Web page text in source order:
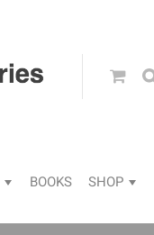
BOOKS SHOP